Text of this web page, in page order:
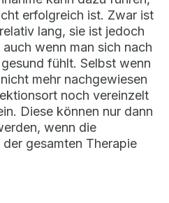
erfolgreich ist. Zwar ist
lang, sie ist jedoch
wenn man sich nach
fühlt. Selbst wenn
mehr nachgewiesen
noch vereinzelt
Diese können nur dann
wenn die
gesamten Therapie